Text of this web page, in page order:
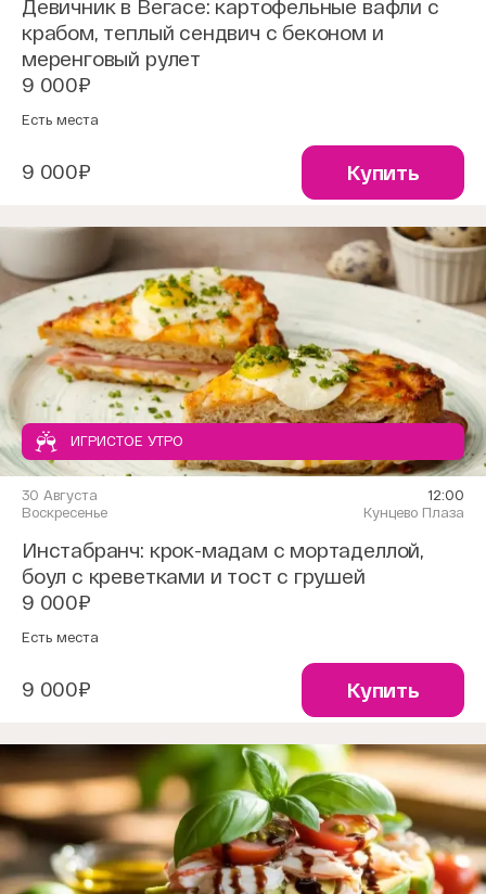
Девичник в Вегасе: картофельные вафли с
крабом, теплый сендвич с беконом и
меренговый рулет
9 000₽
Есть места
9 000₽ Купить
ИГРИСТОЕ УТРО
30 Августа
Воскресенье
12:00
Кунцево Плаза
Инстабранч: крок-мадам с мортаделлой,
боул с креветками и тост с грушей
9 000₽
Есть места
9 000₽ Купить